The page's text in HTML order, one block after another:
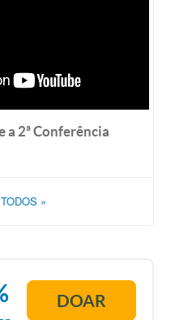
a 2ª Conferência
»
DOAR